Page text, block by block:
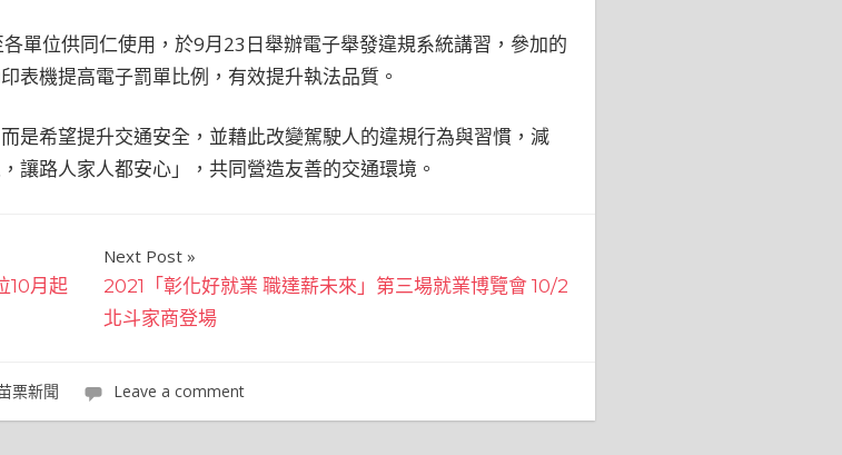
單位供同仁使用，於9月23日舉辦電子舉發違規系統講習，參加的
表機提高電子罰單比例，有效提升執法品質。
是希望提升交通安全，並藉此改變駕駛人的違規行為與習慣，減
讓路人家人都安心」，共同營造友善的交通環境。
10月起
Next Post
2021「彰化好就業 職達薪未來」第三場就業博覽會 10/2
北斗家商登場
栗新聞 Leave a comment